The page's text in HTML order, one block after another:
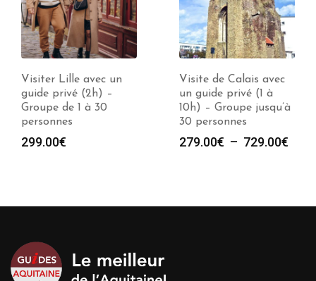
Visite de Calais avec
un guide privé (1 à
10h) – Groupe jusqu’à
30 personnes
279.00€
à
Visite de Abbeville
avec un guide privé (1
à 10h) – Groupe
jusqu’à 30 personnes
279.00€ – 729.00€
à